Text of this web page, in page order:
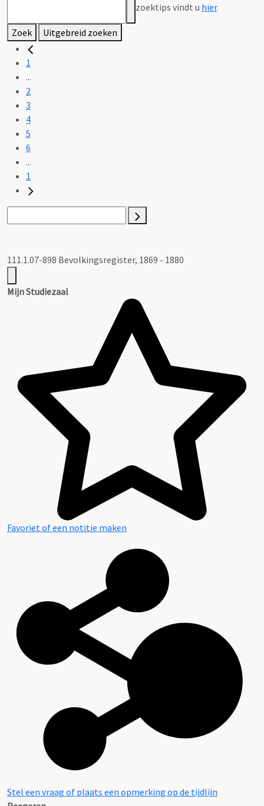
zoektips vindt u hier.
Zoek Uitgebreid zoeken
1
...
2
3
4
5
6
...
1
111.1.07-898 Bevolkingsregister, 1869 - 1880
Mijn Studiezaal
Favoriet of een notitie maken
Stel een vraag of plaats een opmerking op de tijdlijn